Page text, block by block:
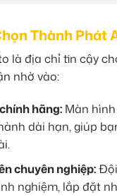
Thành Phát
là địa chỉ tin cậy
nhờ vào:
hãng: Màn
dài hạn, giúp
chuyên nghiệp:
nghiệm, lắp đặt